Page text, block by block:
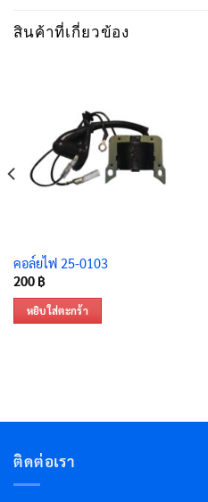
สินค้าที่เกี่ยวข้อง
คอล์ยไฟ 25-0103
200 ฿
หยิบใส่ตะกร้า
ติดต่อเรา